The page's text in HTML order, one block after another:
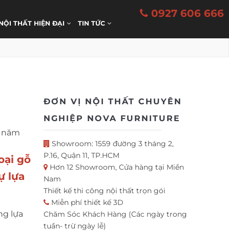
0927 606 666
THẤT HIỆN ĐẠI TIN TỨC
gỗ
lựa
lựa
ĐƠN VỊ NỘI THẤT CHUYÊN
NGHIỆP NOVA FURNITURE
Showroom: 1559 đường 3 tháng 2,
P.16, Quận 11, TP.HCM
Hơn 12 Showroom, Cửa hàng tại Miền
Nam
Thiết kế thi công nội thất trọn gói
Miễn phí thiết kế 3D
Chăm Sóc Khách Hàng (Các ngày trong
tuần- trừ ngày lễ)